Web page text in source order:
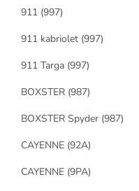
911 (997)
911 kabriolet (997)
911 Targa (997)
BOXSTER (987)
BOXSTER Spyder (987)
CAYENNE (92A)
CAYENNE (9PA)